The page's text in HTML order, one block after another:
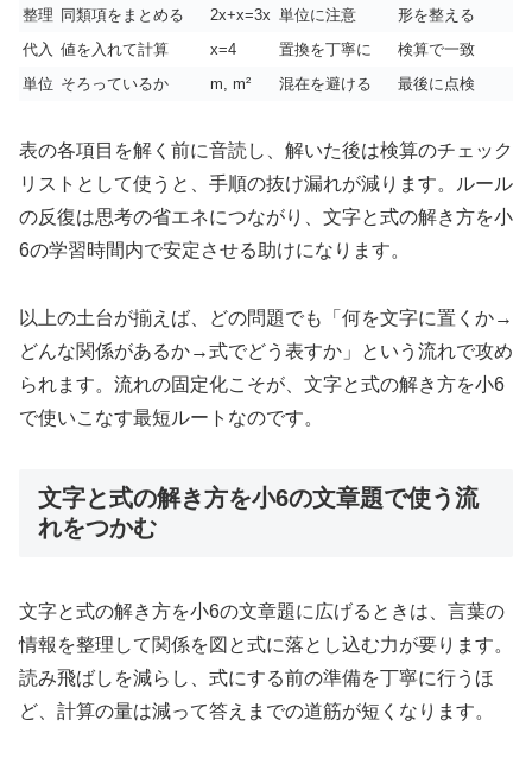
整理 同類項をまとめる 2x+x=3x 単位に注意
形を整える
代入 値を入れて計算 x=4 置換を丁寧に
検算で一致
単位 そろっているか m, m² 混在を避ける 最後に点検
表の各項目を解く前に音読し、解いた後は検算のチェック
リストとして使うと、手順の抜け漏れが減ります。ルール
の反復は思考の省エネにつながり、文字と式の解き方を小
6の学習時間内で安定させる助けになります。
以上の土台が揃えば、どの問題でも「何を文字に置くか→
どんな関係があるか→式でどう表すか」という流れで攻め
られます。流れの固定化こそが、文字と式の解き方を小6
で使いこなす最短ルートなのです。
文字と式の解き方を小6の文章題で使う流
れをつかむ
文字と式の解き方を小6の文章題に広げるときは、言葉の
情報を整理して関係を図と式に落とし込む力が要ります。
読み飛ばしを減らし、式にする前の準備を丁寧に行うほ
ど、計算の量は減って答えまでの道筋が短くなります。